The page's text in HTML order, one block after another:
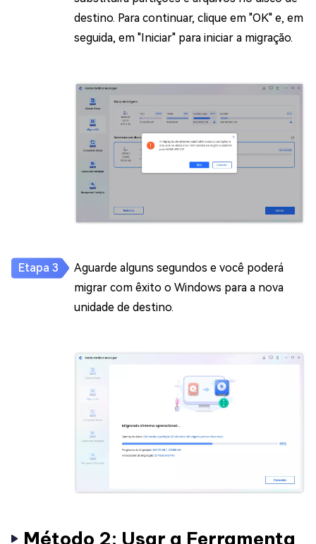
destino. Para continuar, clique em "OK" e, em
seguida, em "Iniciar" para iniciar a migração.
Aguarde alguns segundos e você poderá
migrar com êxito o Windows para a nova
unidade de destino.
Método 2: Usar a Ferramenta